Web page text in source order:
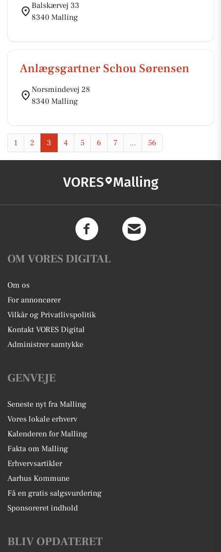
Balskærvej 33
8340 Malling
Anlægsgartner Schou Sørensen
Norsmindevej 28
8340 Malling
1 2 3 4 5 6 7 ... 56
VORES Malling
OM VORES DIGITAL
Om os
For annoncører
Vilkår og Privatlivspolitik
Kontakt VORES Digital
Administrer samtykke
GENVEJE
Seneste nyt fra Malling
Vores lokale erhverv
Kalenderen for Malling
Fakta om Malling
Erhvervsartikler
Aarhus Kommune
Få en gratis salgsvurdering
Sponsoreret indhold
BLIV OPDATERET